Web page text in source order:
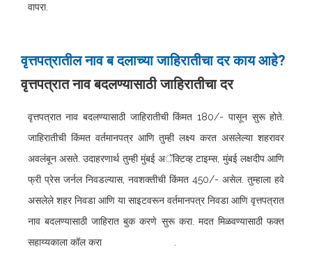
वापरा.
वृत्तपत्रातील नाव ब दलाच्या जाहिरातीचा दर काय आहे?
वृत्तपत्रात नाव बदलण्यासाठी जाहिरातीचा दर
वृत्तपत्रात नाव बदलण्यासाठी जाहिरातीची किंमत 180/- पासून सुरू होते.
जाहिरातीची किंमत वर्तमानपत्र आणि तुम्ही लक्ष्य करत असलेल्या शहरावर
अवलंबून असते. उदाहरणार्थ तुम्ही मुंबई अॅक्टिव्ह टाइम्स, मुंबई लक्षदीप आणि
फ्री प्रेस जर्नल निवडल्यास, नवशक्तीची किंमत 450/- असेल. तुम्हाला हवे
असलेले शहर निवडा आणि या साइटवरून वर्तमानपत्र निवडा आणि वृत्तपत्रात
नाव बदलण्यासाठी जाहिरात बुक करणे सुरू करा. मदत मिळवण्यासाठी फक्त
सहाय्यकाला कॉल करा
.